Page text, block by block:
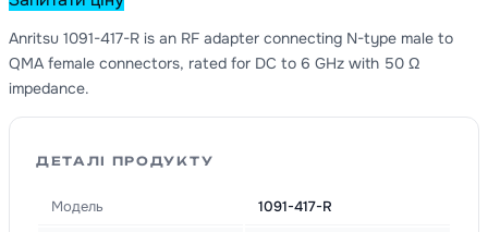
Anritsu 1091-417-R is an RF adapter connecting N-type male to
QMA female connectors, rated for DC to 6 GHz with 50 Ω
impedance.
ДЕТАЛІ ПРОДУКТУ
Модель 1091-417-R